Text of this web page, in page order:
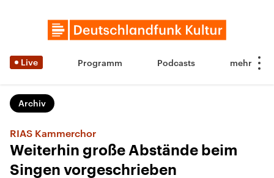
Live Programm Podcasts
Archiv
RIAS Kammerchor
Weiterhin große Abstände beim
Singen vorgeschrieben